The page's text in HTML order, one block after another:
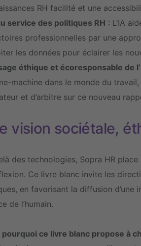
RH facilité et une
service des politiques RH : L’IA
professionnelles par une
les données pour éclairer les
éthique et écoresponsable de
machine dans le monde du
et d’arbitre sur ce nouveau
vision sociétale,
des technologies, Sopra HR
Ce livre blanc invite les
en favorisant la diffusion
de l’humain.
pourquoi ce livre blanc propose à